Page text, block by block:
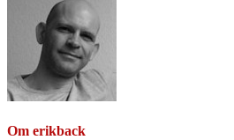
Om erikback